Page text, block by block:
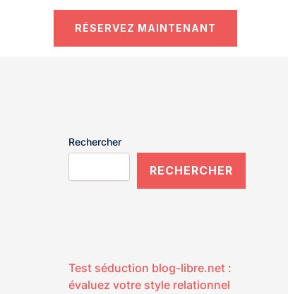
RÉSERVEZ MAINTENANT
Rechercher
RECHERCHER
Test séduction blog-libre.net :
évaluez votre style relationnel